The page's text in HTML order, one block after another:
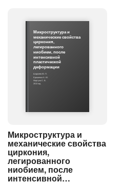
Микроструктура и
механические свойства
циркония,
легированного
ниобием, после
интенсивной
пластической
деформации
Шаркеев Ю. П.
Ерошенко А. Ю.
Фортуна С. В.
2013 год
Микроструктура и
механические свойства
циркония,
легированного
ниобием, после
интенсивной…